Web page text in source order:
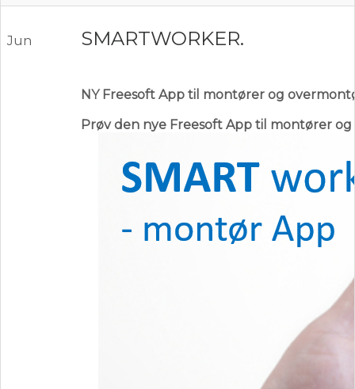
Jun SMARTWORKER.
NY Freesoft App til montører og
Prøv den nye Freesoft App til montører